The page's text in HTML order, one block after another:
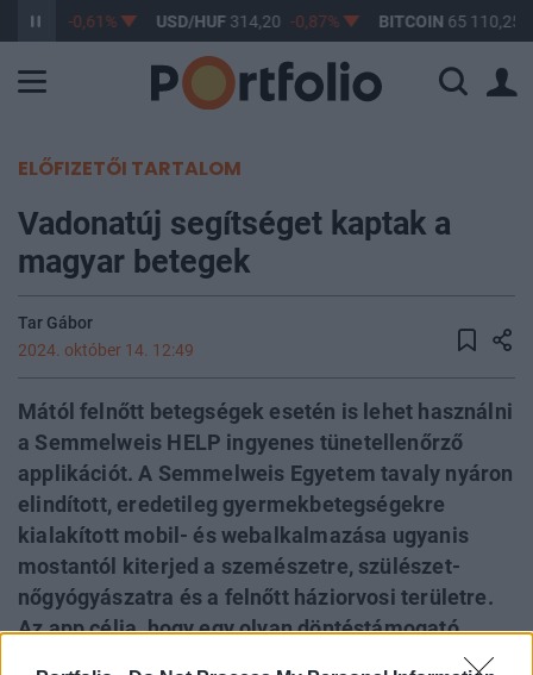
363,17 -0,61% USD/HUF314,20 -0,87% BITCOIN65 110,25
ELŐFIZETŐI TARTALOM
Vadonatúj segítséget kaptak a
magyar betegek
Tar Gábor
2024. október 14. 12:49
Mától felnőtt betegségek esetén is lehet használni
a Semmelweis HELP ingyenes tünetellenőrző
applikációt. A Semmelweis Egyetem tavaly nyáron
elindított, eredetileg gyermekbetegségekre
kialakított mobil- és webalkalmazása ugyanis
mostantól kiterjed a szemészetre, szülészet-
nőgyógyászatra és a felnőtt háziorvosi területre.
Az app célja, hogy egy olyan döntéstámogató
eszközt adjon a felhasználók kezébe, amellyel